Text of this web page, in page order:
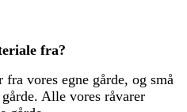
fra?
vores egne gårde, og små
Alle vores råvarer